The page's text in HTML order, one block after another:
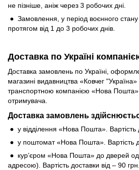
не пізніше, аніж через 3 робочих дні.
● Замовлення, у період воєнного стану
протягом від 1 до 3 робочих днів.
Доставка по Україні
Доставка замовлень по Україні,
магазині видавництва «Ковчег "Україна»
транспортною компанією «Нова Пошта»
отримувача.
Доставка замовлень
● у відділення «Нова Пошта». Вартість
● у поштомат «Нова Пошта». Вартість
● кур’єром «Нова Пошта» до дверей
адресою). Вартість доставки від – 90 грн.